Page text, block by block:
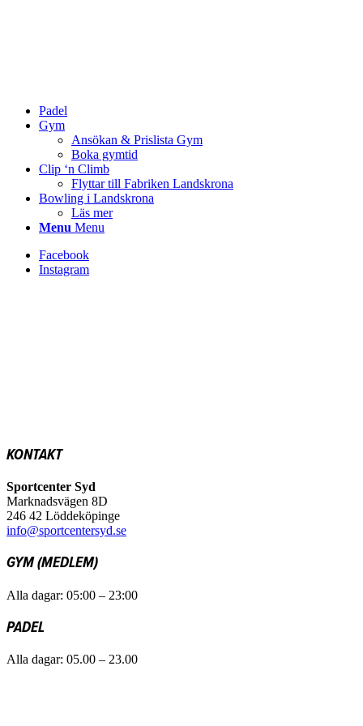
Padel
Gym
Ansökan & Prislista Gym
Boka gymtid
Clip ‘n Climb
Flyttar till Fabriken Landskrona
Bowling i Landskrona
Läs mer
Menu Menu
Facebook
Instagram
KONTAKT
Sportcenter Syd
Marknadsvägen 8D
246 42 Löddeköpinge
info@sportcentersyd.se
GYM (MEDLEM)
Alla dagar: 05:00 – 23:00
PADEL
Alla dagar: 05.00 – 23.00